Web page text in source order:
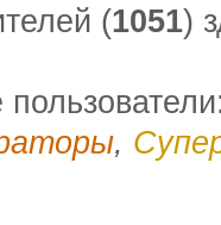
(1051)
,